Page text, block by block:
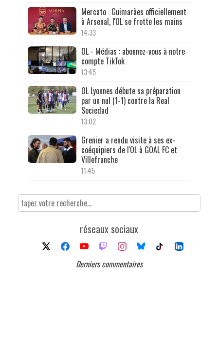
Mercato : Guimarães officiellement
à Arsenal, l'OL se frotte les mains
14:33
OL - Médias : abonnez-vous à notre
compte TikTok
13:45
OL Lyonnes débute sa préparation
par un nul (1-1) contre la Real
Sociedad
13:02
Grenier a rendu visite à ses ex-
coéquipiers de l'OL à GOAL FC et
Villefranche
11:45
réseaux sociaux
Derniers commentaires